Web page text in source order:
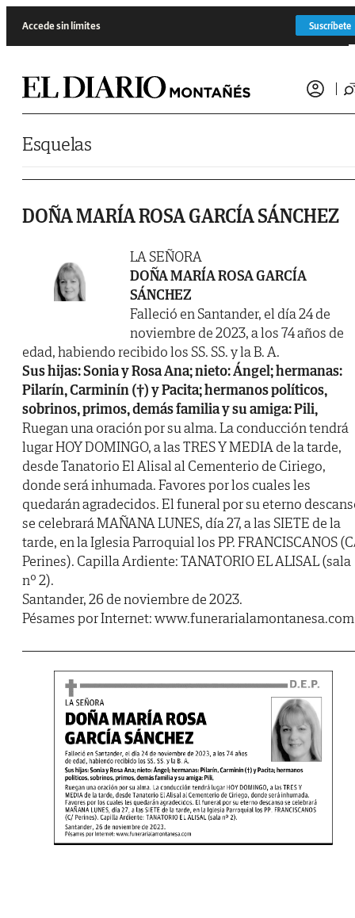
Accede sin límites Suscríbete
Esquelas
DOÑA MARÍA ROSA GARCÍA SÁNCHEZ
LA SEÑORA
DOÑA MARÍA ROSA GARCÍA
SÁNCHEZ
Falleció en Santander, el día 24 de
noviembre de 2023, a los 74 años de
edad, habiendo recibido los SS. SS. y la B. A.
Sus hijas: Sonia y Rosa Ana; nieto: Ángel; hermanas:
Pilarín, Carminín (†) y Pacita; hermanos políticos,
sobrinos, primos, demás familia y su amiga: Pili,
Ruegan una oración por su alma. La conducción tendrá
lugar HOY DOMINGO, a las TRES Y MEDIA de la tarde,
desde Tanatorio El Alisal al Cementerio de Ciriego,
donde será inhumada. Favores por los cuales les
quedarán agradecidos. El funeral por su eterno
se celebrará MAÑANA LUNES, día 27, a las SIETE de la
tarde, en la Iglesia Parroquial los PP. FRANCISCANOS
Perines). Capilla Ardiente: TANATORIO EL ALISAL (sala
nº 2).
Santander, 26 de noviembre de 2023.
Pésames por Internet: www.funerarialamontanesa.com